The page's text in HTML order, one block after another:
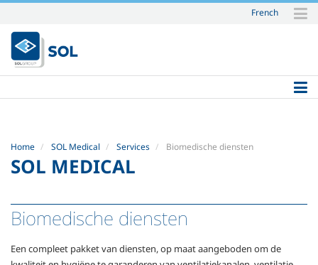
Skip
to
content.
|
to
French
Home SOL Medical Services Biomedische diensten
SOL MEDICAL
Biomedische diensten
Een compleet pakket van diensten, op maat aangeboden om de